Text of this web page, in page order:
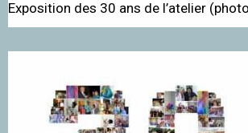
Exposition des 30 ans de l’atelier